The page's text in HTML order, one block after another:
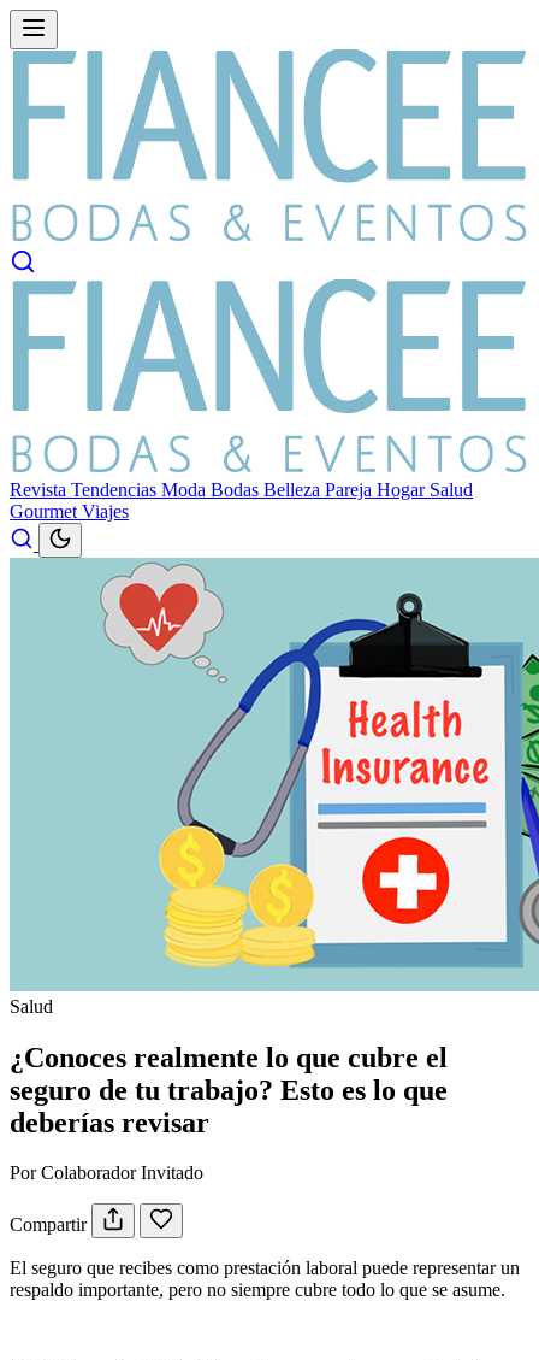
Revista Tendencias Moda Bodas Belleza Pareja Hogar Salud
Gourmet Viajes
Salud
¿Conoces realmente lo que cubre el
seguro de tu trabajo? Esto es lo que
deberías revisar
Por Colaborador Invitado
Compartir
El seguro que recibes como prestación laboral puede representar un
respaldo importante, pero no siempre cubre todo lo que se asume.